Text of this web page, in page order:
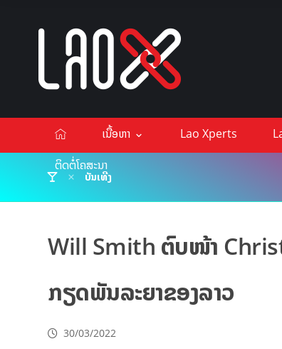
ເນື້ອຫາ Lao Xperts
ຕິດຕໍ່ໂຄສະນາ
ບັນເທີງ
Will Smith ຕົບໜ້າ Christ
ກຽດພັນລະຍາຂອງລາວ
30/03/2022